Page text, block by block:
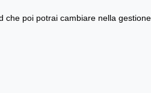
poi potrai cambiare nella